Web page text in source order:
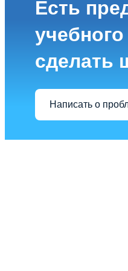
Есть
сделать
Написать о